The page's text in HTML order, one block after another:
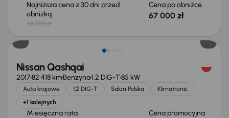
Najniższa cena z 30 dni przed
obniżką
68 000 zł
Cena po obniżce
67 000 zł
Taniej o 500 zł
Nissan Qashqai
201782 418 kmBenzyna1.2 DIG-T85 kW
Auta krajowe 1.2 DIG-T Salon Polska
Klimatronic
+1 kolejnych
Miesięczna rata Cena promocyjna